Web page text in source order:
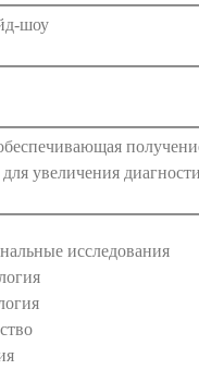
шоу
увеличения
исследования